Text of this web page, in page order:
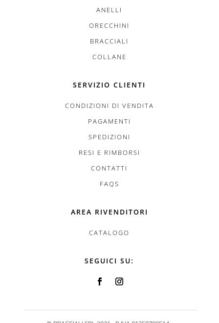
ANELLI
ORECCHINI
BRACCIALI
COLLANE
SERVIZIO CLIENTI
CONDIZIONI DI VENDITA
PAGAMENTI
SPEDIZIONI
RESI E RIMBORSI
CONTATTI
FAQS
AREA RIVENDITORI
CATALOGO
SEGUICI SU: